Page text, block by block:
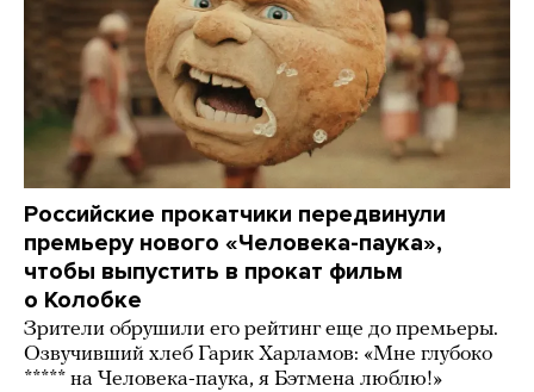
Российские прокатчики передвинули
премьеру нового «Человека-паука»,
чтобы выпустить в прокат фильм
о Колобке
Зрители обрушили его рейтинг еще до премьеры.
Озвучивший хлеб Гарик Харламов: «Мне глубоко
***** на Человека-паука, я Бэтмена люблю!»